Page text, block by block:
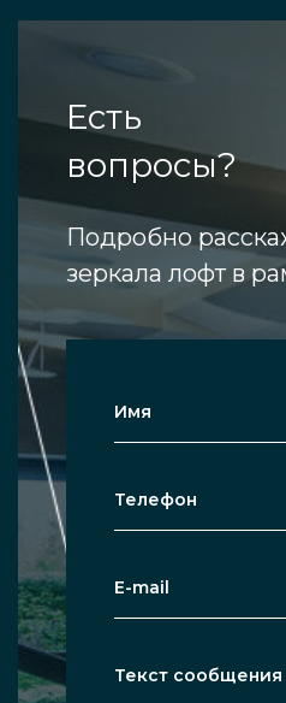
Есть
вопросы?
Подробно
зеркала лофт в